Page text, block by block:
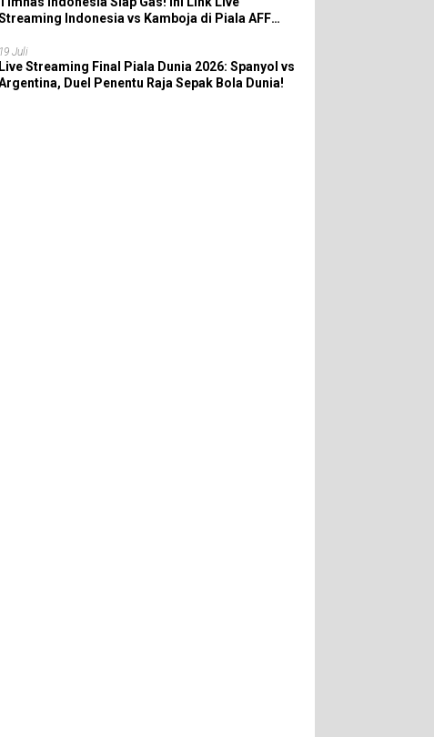
Indonesia vs Kamboja di Piala AFF
19 Juli
Live Streaming Final Piala Dunia 2026: Spanyol vs
Duel Penentu Raja Sepak Bola Dunia!